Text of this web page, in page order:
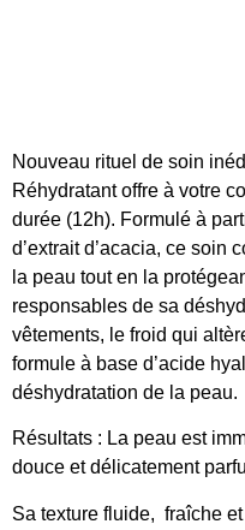
Nouveau rituel de soin
Réhydratant offre à votre
durée (12h). Formulé à
d’extrait d’acacia, ce soin
la peau tout en la
responsables de sa
vêtements, le froid qui
formule à base d’acide
déshydratation de la peau.
Résultats : La peau est
douce et délicatement
Sa texture fluide, fraîche